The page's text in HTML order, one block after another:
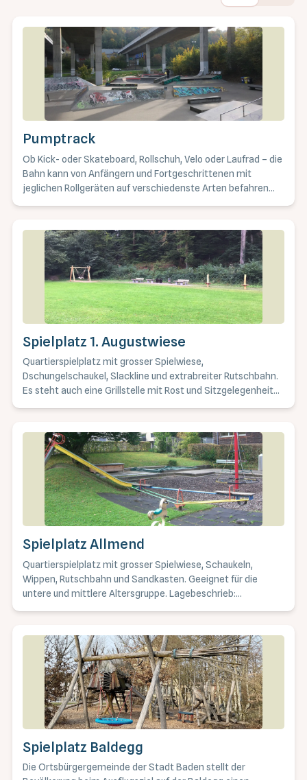
Pumptrack
Ob Kick- oder Skateboard, Rollschuh, Velo oder Laufrad – die
Bahn kann von Anfängern und Fortgeschrittenen mit
jeglichen Rollgeräten auf verschiedenste Arten befahren
Actionelemente bieten zusätzliche Abwechslung und Spass
und fördern gleichzeitig Motorik, Balance, Geschicklichkeit
sowie Fahrsicherheit im Alltag.
Spielplatz 1. Augustwiese
Quartierspielplatz mit grosser Spielwiese,
Dschungelschaukel, Slackline und extrabreiter Rutschbahn.
Es steht auch eine Grillstelle mit Rost und Sitzgelegenheiten
Eulenweg
Spielplatz Allmend
Quartierspielplatz mit grosser Spielwiese, Schaukeln,
Wippen, Rutschbahn und Sandkasten. Geeignet für die
untere und mittlere Altersgruppe. Lagebeschrieb:
Spielplatz Baldegg
Die Ortsbürgergemeinde der Stadt Baden stellt der